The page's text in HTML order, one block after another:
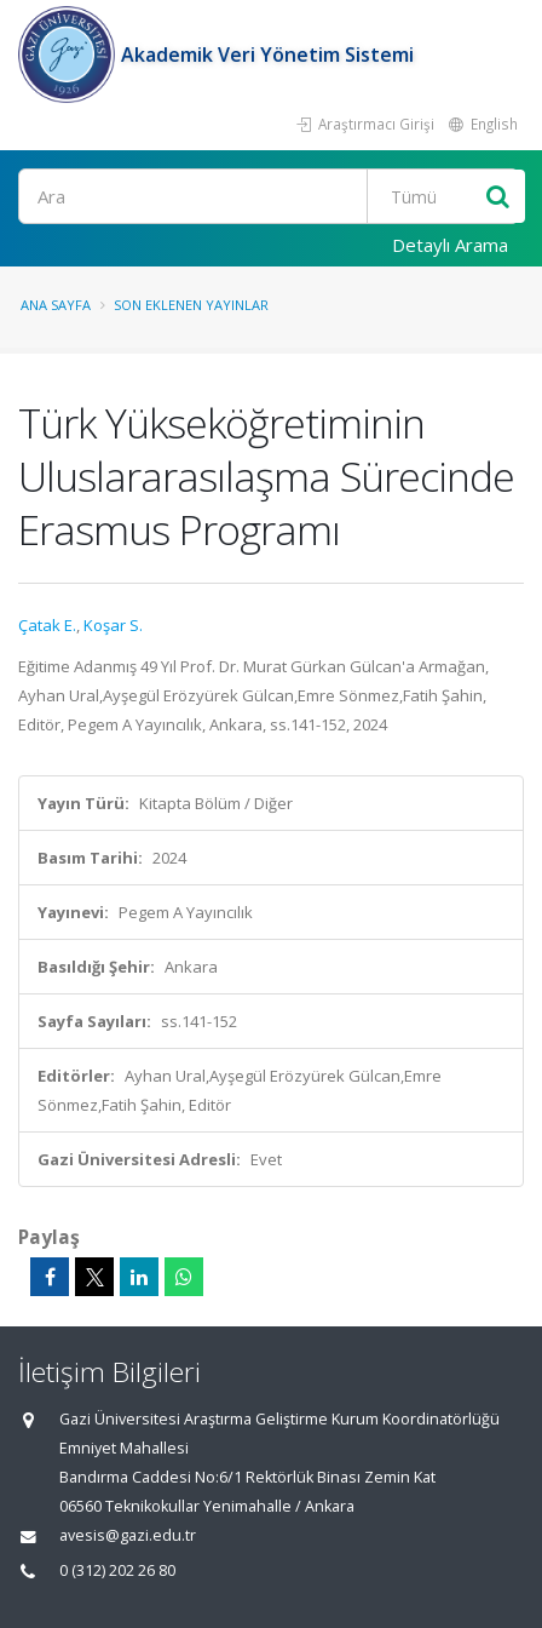
Akademik Veri Yönetim Sistemi
Araştırmacı Girişi English
Ara
Detaylı Arama
ANA SAYFA SON EKLENEN YAYINLAR
Türk Yükseköğretiminin
Uluslararasılaşma Sürecinde
Erasmus Programı
Çatak E.,Koşar S.
Eğitime Adanmış 49 Yıl Prof. Dr. Murat Gürkan Gülcan'a Armağan,
Ayhan Ural,Ayşegül Erözyürek Gülcan,Emre Sönmez,Fatih Şahin,
Editör, Pegem A Yayıncılık, Ankara, ss.141-152, 2024
Yayın Türü: Kitapta Bölüm / Diğer
Basım Tarihi: 2024
Yayınevi: Pegem A Yayıncılık
Basıldığı Şehir: Ankara
Sayfa Sayıları: ss.141-152
Editörler: Ayhan Ural,Ayşegül Erözyürek Gülcan,Emre
Sönmez,Fatih Şahin, Editör
Gazi Üniversitesi Adresli: Evet
Paylaş
İletişim Bilgileri
Gazi Üniversitesi Araştırma Geliştirme Kurum Koordinatörlüğü
Emniyet Mahallesi
Bandırma Caddesi No:6/1 Rektörlük Binası Zemin Kat
06560 Teknikokullar Yenimahalle / Ankara
avesis@gazi.edu.tr
0 (312) 202 26 80